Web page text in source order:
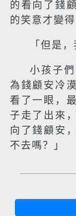
的看向了錢
的笑意才變
「但是
小孩子
為錢顧安冷
看了一眼，
子走了出來
向了錢顧安
不去嗎？」